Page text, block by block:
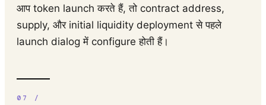
आप token launch करते हैं, तो contract address,
supply, और initial liquidity deployment से पहले
launch dialog में configure होती हैं।